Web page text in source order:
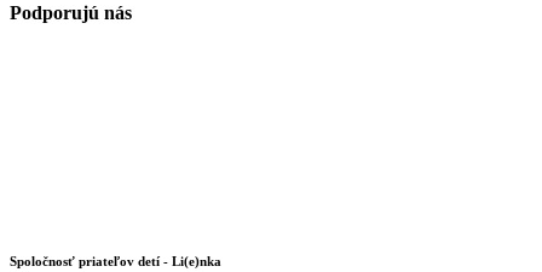
Podporujú nás
Spoločnosť priateľov detí - Li(e)nka